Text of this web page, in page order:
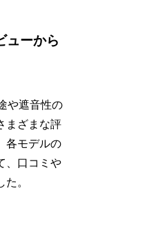
ューから
や遮音性の
まざまな評
各モデルの
、口コミや
。